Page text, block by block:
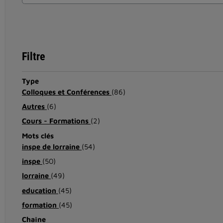
Filtre
Type
Colloques et Conférences (86)
Autres (6)
Cours - Formations (2)
Mots clés
inspe de lorraine (54)
inspe (50)
lorraine (49)
education (45)
formation (45)
Chaîne